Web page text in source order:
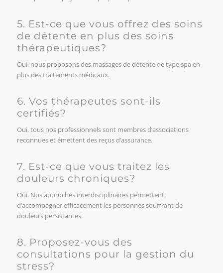
5. Est-ce que vous offrez des soins
de détente en plus des soins
thérapeutiques?
Oui, nous proposons des massages de détente de type spa en
plus des traitements médicaux.
6. Vos thérapeutes sont-ils
certifiés?
Oui, tous nos professionnels sont membres d’associations
reconnues et émettent des reçus d’assurance.
7. Est-ce que vous traitez les
douleurs chroniques?
Oui. Nos approches interdisciplinaires permettent
d’accompagner efficacement les personnes souffrant de
douleurs persistantes.
8. Proposez-vous des
consultations pour la gestion du
stress?